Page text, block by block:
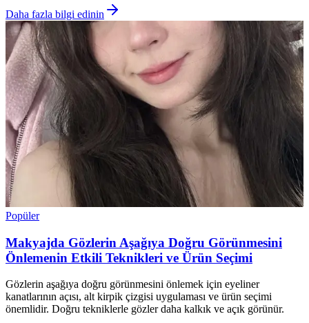
Daha fazla bilgi edinin
Popüler
Makyajda Gözlerin Aşağıya Doğru Görünmesini
Önlemenin Etkili Teknikleri ve Ürün Seçimi
Gözlerin aşağıya doğru görünmesini önlemek için eyeliner
kanatlarının açısı, alt kirpik çizgisi uygulaması ve ürün seçimi
önemlidir. Doğru tekniklerle gözler daha kalkık ve açık görünür.